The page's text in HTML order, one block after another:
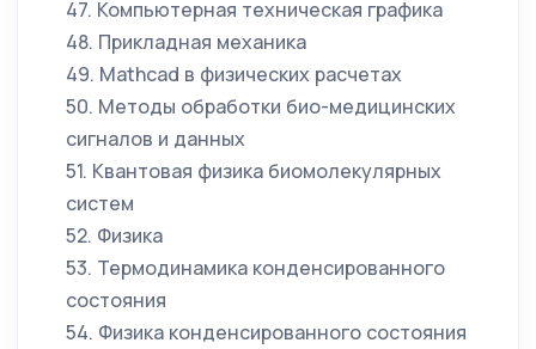
47. Компьютерная техническая графика
48. Прикладная механика
49. Mathcad в физических расчетах
50. Методы обработки био-медицинских
сигналов и данных
51. Квантовая физика биомолекулярных
систем
52. Физика
53. Термодинамика конденсированного
состояния
54. Физика конденсированного состояния